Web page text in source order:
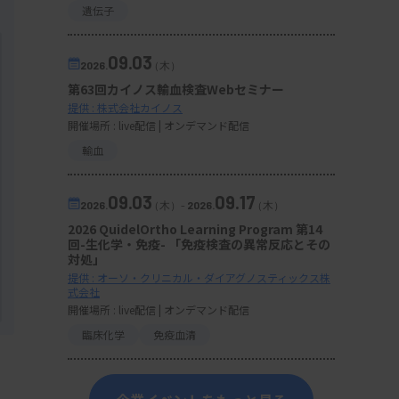
遺伝子
2026. 09.03（木）
第63回カイノス輸血検査Webセミナー
提供 : 株式会社カイノス
開催場所 : live配信 | オンデマンド配信
輸血
2026. 09.03（木） - 2026. 09.17（木）
2026 QuidelOrtho Learning Program 第14
回-生化学・免疫- 「免疫検査の異常反応とその
対処」
提供 : オーソ・クリニカル・ダイアグノスティックス株
式会社
開催場所 : live配信 | オンデマンド配信
臨床化学
免疫血清